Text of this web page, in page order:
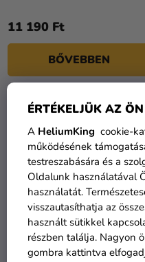
ÉRTÉKELJÜK AZ
A HeliumKing cookie-
működésének
testreszabására és a
Oldalunk használatával
használatát.
visszautasíthatja az
használt sütikkel
részben találja. Nagyon
gombra kattintva
11 190 Ft
BŐVEBBEN
KIÁRUSÍTÁS
Gyermek deluxe jelmez -